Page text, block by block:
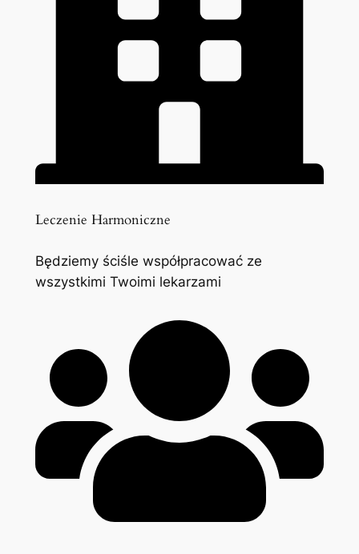
Leczenie Harmoniczne
Będziemy ściśle współpracować ze
wszystkimi Twoimi lekarzami